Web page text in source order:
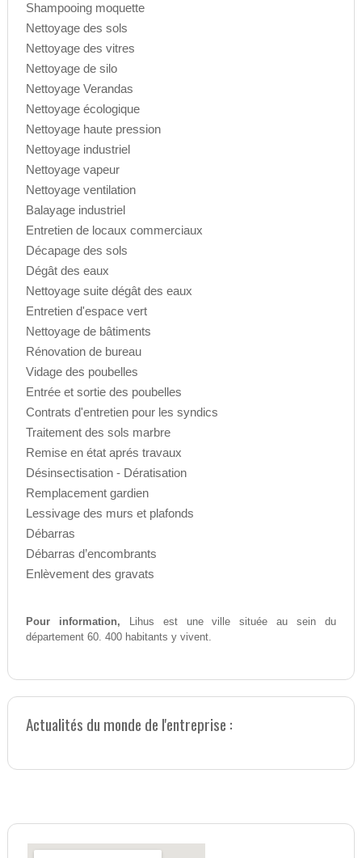
Shampooing moquette
Nettoyage des sols
Nettoyage des vitres
Nettoyage de silo
Nettoyage Verandas
Nettoyage écologique
Nettoyage haute pression
Nettoyage industriel
Nettoyage vapeur
Nettoyage ventilation
Balayage industriel
Entretien de locaux commerciaux
Décapage des sols
Dégât des eaux
Nettoyage suite dégât des eaux
Entretien d'espace vert
Nettoyage de bâtiments
Rénovation de bureau
Vidage des poubelles
Entrée et sortie des poubelles
Contrats d'entretien pour les syndics
Traitement des sols marbre
Remise en état aprés travaux
Désinsectisation - Dératisation
Remplacement gardien
Lessivage des murs et plafonds
Débarras
Débarras d’encombrants
Enlèvement des gravats
Pour information, Lihus est une ville située au sein du
département 60. 400 habitants y vivent.
Actualités du monde de l'entreprise :